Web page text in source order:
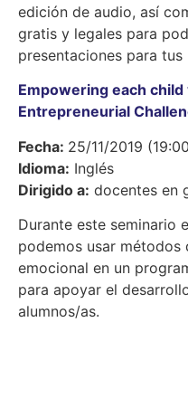
edición de audio, así
gratis y legales para
presentaciones para
Empowering each
Entrepreneurial
Fecha: 25/11/2019
Idioma: Inglés
Dirigido a: docentes en
Durante este seminario
podemos usar métodos
emocional en un
para apoyar el
alumnos/as.